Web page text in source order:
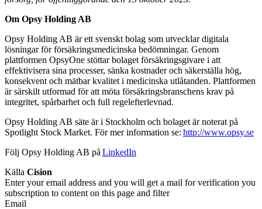
Om Opsy Holding AB
Opsy Holding AB är ett svenskt bolag som utvecklar digitala
lösningar för försäkringsmedicinska bedömningar. Genom
plattformen OpsyOne stöttar bolaget försäkringsgivare i att
effektivisera sina processer, sänka kostnader och säkerställa hög,
konsekvent och mätbar kvalitet i medicinska utlåtanden. Plattformen
är särskilt utformad för att möta försäkringsbranschens krav på
integritet, spårbarhet och full regelefterlevnad.
Opsy Holding AB säte är i Stockholm och bolaget är noterat på
Spotlight Stock Market. För mer information se: http://www.opsy.se
Följ Opsy Holding AB på LinkedIn
Källa Cision
Enter your email address and you will get a mail for verification you
subscription to content on this page and filter
Email